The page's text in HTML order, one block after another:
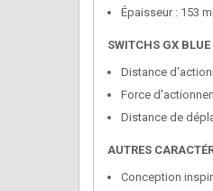
Épaisseur : 153
SWITCHS GX
Distance
Force
Distance de
AUTRES
Conception